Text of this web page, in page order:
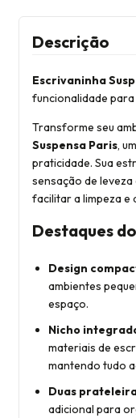
Descrição
Escrivaninha
funcionalidade
Transforme seu
Suspensa Paris,
praticidade. Sua
sensação de leveza
facilitar a limpeza e
Destaques
Design
ambientes
espaço.
Nicho
materiais de
mantendo tudo
Duas
adicional para